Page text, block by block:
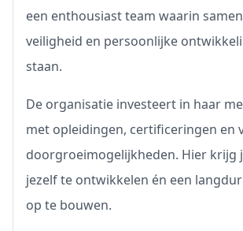
een enthousiast team waarin
veiligheid en persoonlijke
staan.
De organisatie investeert in haar
met opleidingen, certificeringen en
doorgroeimogelijkheden. Hier krijg
jezelf te ontwikkelen én een
op te bouwen.